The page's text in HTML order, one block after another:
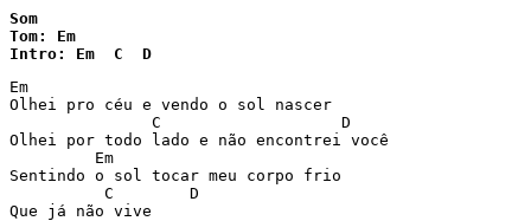
Som
Tom: Em
Intro: Em  C  D
Em
Olhei pro céu e vendo o sol nascer
               C  		   D
Olhei por todo lado e não encontrei você
         Em
Sentindo o sol tocar meu corpo frio
          C        D
Que já não vive